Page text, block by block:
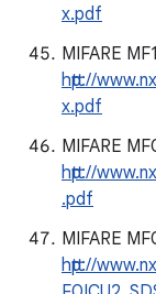
x.pdf
MIFARE
http://
x.pdf
MIFARE
http://
.pdf
MIFARE
http://